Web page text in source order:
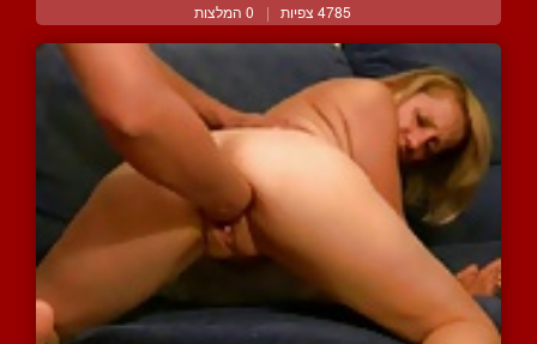
4785 צפיות | 0 המלצות